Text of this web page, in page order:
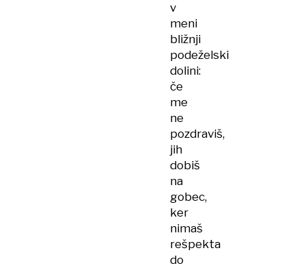
v
meni
bližnji
podeželski
dolini:
če
me
ne
pozdraviš,
jih
dobiš
na
gobec,
ker
nimaš
rešpekta
do